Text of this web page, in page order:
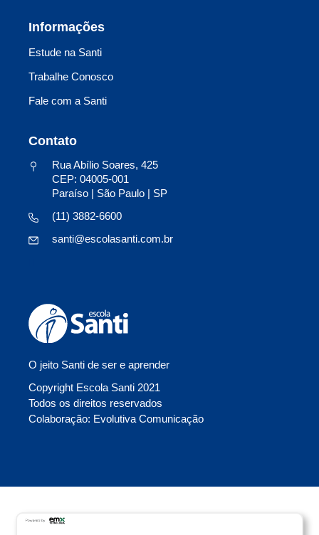
O jeito Santi de ser e aprender
Copyright Escola Santi 2021
Todos os direitos reservados
Colaboração: Evolutiva Comunicação
Informações
Estude na Santi
Trabalhe Conosco
Fale com a Santi
Contato
Rua Abílio Soares, 425
CEP: 04005-001
Paraíso | São Paulo | SP
(11) 3882-6600
santi@escolasanti.com.br